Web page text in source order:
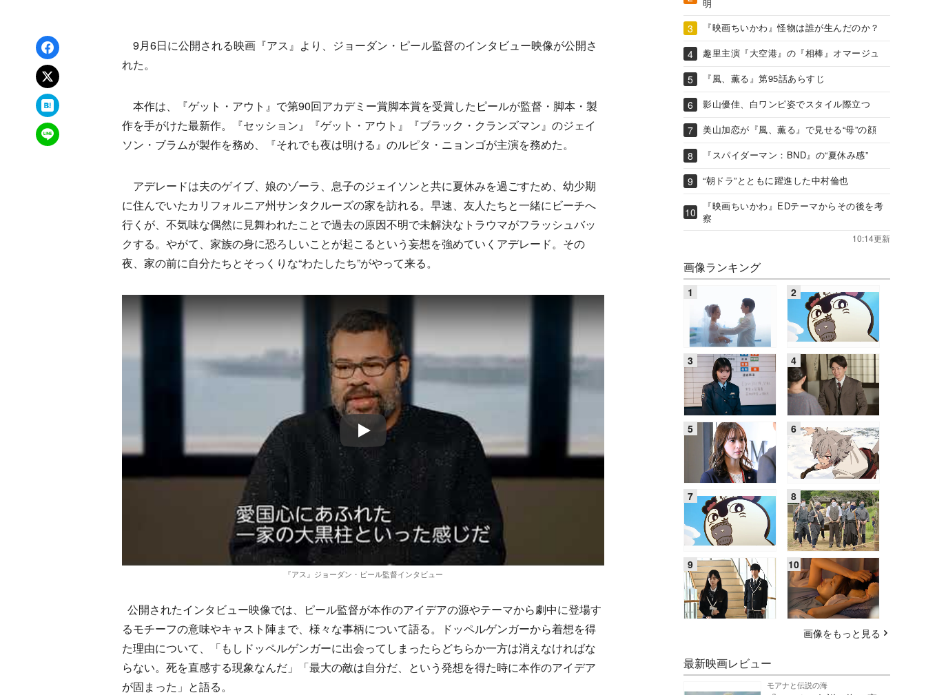
Facebookでシェア
xでポスト
はてなブックマーク
LINEで送る
9月6日に公開される映画『アス』より、ジョーダン・ピール監督のインタビュー映像が公開さ
れた。
本作は、『ゲット・アウト』で第90回アカデミー賞脚本賞を受賞したピールが監督・脚本・製
作を手がけた最新作。『セッション』『ゲット・アウト』『ブラック・クランズマン』のジェイ
ソン・ブラムが製作を務め、『それでも夜は明ける』のルピタ・ニョンゴが主演を務めた。
アデレードは夫のゲイブ、娘のゾーラ、息子のジェイソンと共に夏休みを過ごすため、幼少期
に住んでいたカリフォルニア州サンタクルーズの家を訪れる。早速、友人たちと一緒にビーチへ
行くが、不気味な偶然に見舞われたことで過去の原因不明で未解決なトラウマがフラッシュバッ
クする。やがて、家族の身に恐ろしいことが起こるという妄想を強めていくアデレード。その
夜、家の前に自分たちとそっくりな“わたしたち”がやって来る。
『アス』ジョーダン・ピール監督インタビュー
公開されたインタビュー映像では、ピール監督が本作のアイデアの源やテーマから劇中に登場す
るモチーフの意味やキャスト陣まで、様々な事柄について語る。
ドッペルゲンガーから着想を得
た理由について、「もしドッペルゲンガーに出会ってしまったらどちらか一方は消えなければな
らない。死を直感する現象なんだ」「最大の敵は自分だ、という発想を得た時に本作のアイデア
が固まった」と語る。
明
『映画ちいかわ』怪物は誰が生んだのか？
趣里主演『大空港』の『相棒』オマージュ
『風、薫る』第95話あらすじ
影山優佳、白ワンピ姿でスタイル際立つ
美山加恋が『風、薫る』で見せる“母”の顔
『スパイダーマン：BND』の“夏休み感”
“朝ドラ”とともに躍進した中村倫也
『映画ちいかわ』EDテーマからその後を考
察
10:14更新
画像ランキング
画像をもっと見る
最新映画レビュー
モアナと伝説の海